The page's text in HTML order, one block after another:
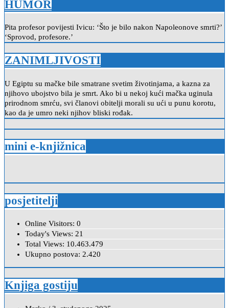
HUMOR
Pita profesor povijesti Ivicu: ‘Što je bilo nakon Napoleonove smrti?’
‘Sprovod, profesore.’
ZANIMLJIVOSTI
U Egiptu su mačke bile smatrane svetim životinjama, a kazna za
njihovo ubojstvo bila je smrt. Ako bi u nekoj kući mačka uginula
prirodnom smrću, svi članovi obitelji morali su ući u punu korotu,
kao da je umro neki njihov bliski rođak.
mini e-knjižnica
posjetitelji
Online Visitors: 0
Today's Views: 21
Total Views: 10.463.479
Ukupno postova: 2.420
Knjiga gostiju